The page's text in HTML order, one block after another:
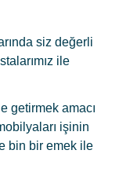
siz değerli
ile
getirmek amacı
işinin
bin bir emek ile